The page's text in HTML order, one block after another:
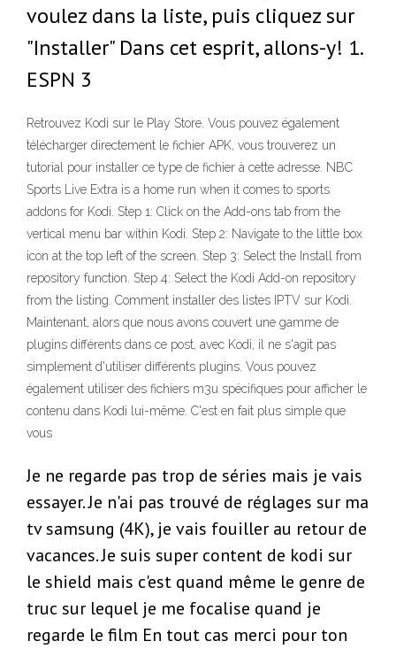
voulez dans la liste, puis cliquez sur
"Installer" Dans cet esprit, allons-y! 1.
ESPN 3
Retrouvez Kodi sur le Play Store. Vous pouvez également
télécharger directement le fichier APK, vous trouverez un
tutorial pour installer ce type de fichier à cette adresse. NBC
Sports Live Extra is a home run when it comes to sports
addons for Kodi. Step 1: Click on the Add-ons tab from the
vertical menu bar within Kodi. Step 2: Navigate to the little box
icon at the top left of the screen. Step 3: Select the Install from
repository function. Step 4: Select the Kodi Add-on repository
from the listing. Comment installer des listes IPTV sur Kodi.
Maintenant, alors que nous avons couvert une gamme de
plugins différents dans ce post, avec Kodi, il ne s'agit pas
simplement d'utiliser différents plugins. Vous pouvez
également utiliser des fichiers m3u spécifiques pour afficher le
contenu dans Kodi lui-même. C'est en fait plus simple que
vous
Je ne regarde pas trop de séries mais je vais
essayer. Je n'ai pas trouvé de réglages sur ma
tv samsung (4K), je vais fouiller au retour de
vacances. Je suis super content de kodi sur
le shield mais c'est quand même le genre de
truc sur lequel je me focalise quand je
regarde le film En tout cas merci pour ton